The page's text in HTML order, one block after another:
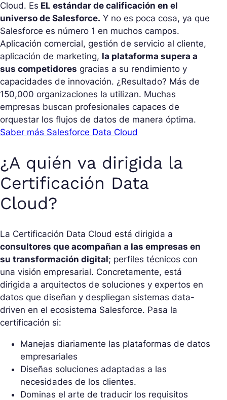
Cloud. Es EL estándar de calificación en el
universo de Salesforce. Y no es poca cosa, ya que
Salesforce es número 1 en muchos campos.
Aplicación comercial, gestión de servicio al cliente,
aplicación de marketing, la plataforma supera a
sus competidores gracias a su rendimiento y
capacidades de innovación. ¿Resultado? Más de
150,000 organizaciones la utilizan. Muchas
empresas buscan profesionales capaces de
orquestar los flujos de datos de manera óptima.
Saber más Salesforce Data Cloud
¿A quién va dirigida la
Certificación Data
Cloud?
La Certificación Data Cloud está dirigida a
consultores que acompañan a las empresas en
su transformación digital; perfiles técnicos con
una visión empresarial. Concretamente, está
dirigida a arquitectos de soluciones y expertos en
datos que diseñan y despliegan sistemas data-
driven en el ecosistema Salesforce. Pasa la
certificación si:
Manejas diariamente las plataformas de datos
empresariales
Diseñas soluciones adaptadas a las
necesidades de los clientes.
Dominas el arte de traducir los requisitos